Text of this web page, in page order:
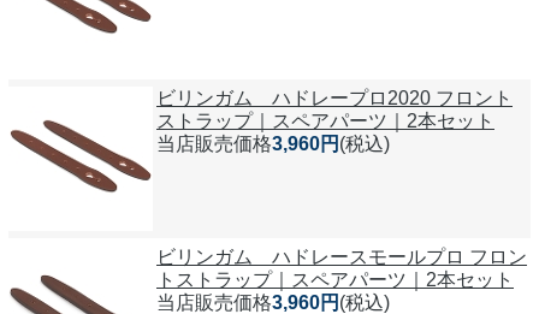
ビリンガム ハドレープロ2020 フロント
ストラップ｜スペアパーツ｜2本セット
当店販売価格3,960円 (税込)
ビリンガム ハドレースモールプロ フロン
トストラップ｜スペアパーツ｜2本セット
当店販売価格3,960円 (税込)